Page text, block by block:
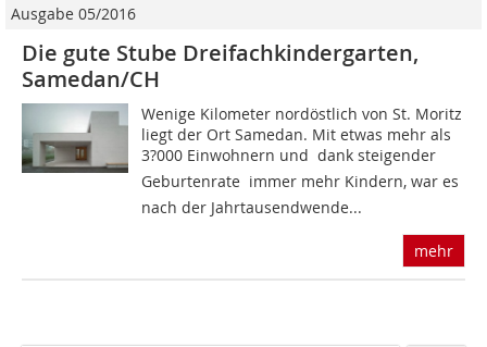
Ausgabe 05/2016
Die gute Stube Dreifachkindergarten,
Samedan/CH
Wenige Kilometer nordöstlich von St. Moritz
liegt der Ort Samedan. Mit etwas mehr als
3?000 Einwohnern und  dank steigender
Geburtenrate  immer mehr Kindern, war es
nach der Jahrtausendwende...
mehr